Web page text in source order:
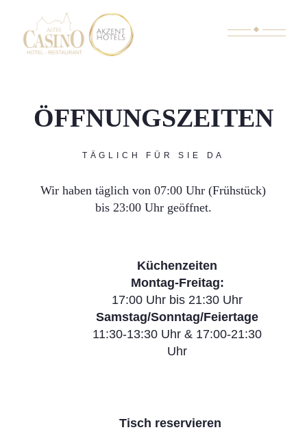
ÖFFNUNGSZEITEN
TÄGLICH FÜR SIE DA
Wir haben täglich von 07:00 Uhr (Frühstück)
bis 23:00 Uhr geöffnet.
Küchenzeiten
Montag-Freitag:
17:00 Uhr bis 21:30 Uhr
Samstag/Sonntag/Feiertage
11:30-13:30 Uhr & 17:00-21:30
Uhr
Tisch reservieren